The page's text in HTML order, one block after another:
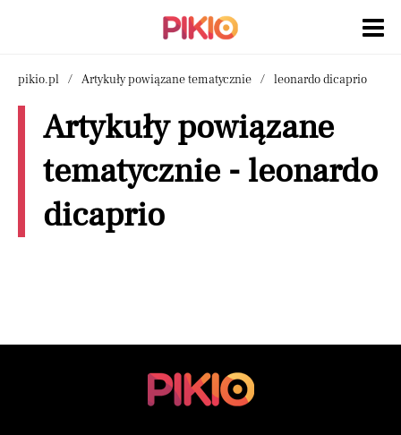
pikio.pl Artykuły powiązane tematycznie leonardo dicaprio
Artykuły powiązane
tematycznie - leonardo
dicaprio